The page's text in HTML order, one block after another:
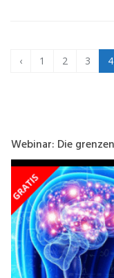
‹ 1 2 3 4
Webinar: Die